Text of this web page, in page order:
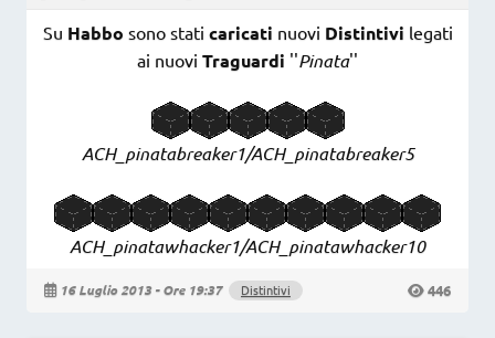
Su Habbo sono stati caricati nuovi Distintivi legati
ai nuovi Traguardi ''Pinata''
ACH_pinatabreaker1/ACH_pinatabreaker5
ACH_pinatawhacker1/ACH_pinatawhacker10
16 Luglio 2013 - Ore 19:37 Distintivi 446